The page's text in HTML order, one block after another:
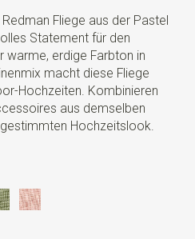
Fliege aus der Pastel
Statement für den
warme, erdige Farbton in
macht diese Fliege
Hochzeiten. Kombinieren
aus demselben
Hochzeitslook.